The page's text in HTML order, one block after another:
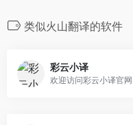
类似火山翻译的软件
彩云小译